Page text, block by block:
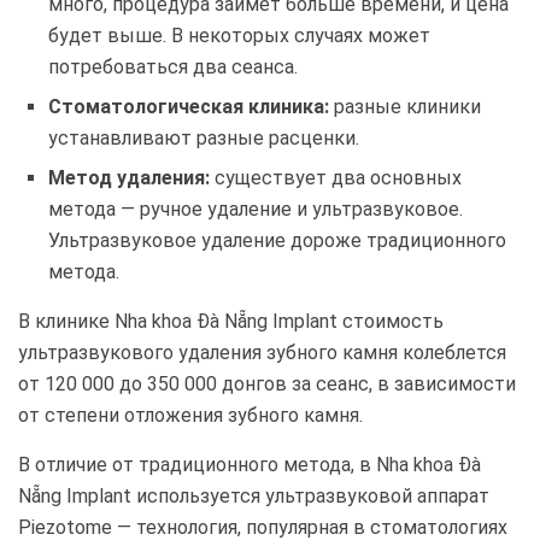
много, процедура займет больше времени, и цена
будет выше. В некоторых случаях может
потребоваться два сеанса.
Стоматологическая клиника: разные клиники
устанавливают разные расценки.
Метод удаления: существует два основных
метода — ручное удаление и ультразвуковое.
Ультразвуковое удаление дороже традиционного
метода.
В клинике Nha khoa Đà Nẵng Implant стоимость
ультразвукового удаления зубного камня колеблется
от 120 000 до 350 000 донгов за сеанс, в зависимости
от степени отложения зубного камня.
В отличие от традиционного метода, в Nha khoa Đà
Nẵng Implant используется ультразвуковой аппарат
Piezotome — технология, популярная в стоматологиях